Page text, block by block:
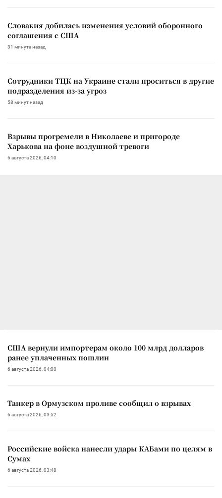
Словакия добилась изменения условий оборонного
соглашения с США
31 минута назад
Сотрудники ТЦК на Украине стали проситься в другие
подразделения из-за угроз
58 минут назад
Взрывы прогремели в Николаеве и пригороде
Харькова на фоне воздушной тревоги
6 августа 2026, 04:10
США вернули импортерам около 100 млрд долларов
ранее уплаченных пошлин
6 августа 2026, 04:00
Танкер в Ормузском проливе сообщил о взрывах
6 августа 2026, 03:52
Российские войска нанесли удары КАБами по целям в
Сумах
6 августа 2026, 03:48